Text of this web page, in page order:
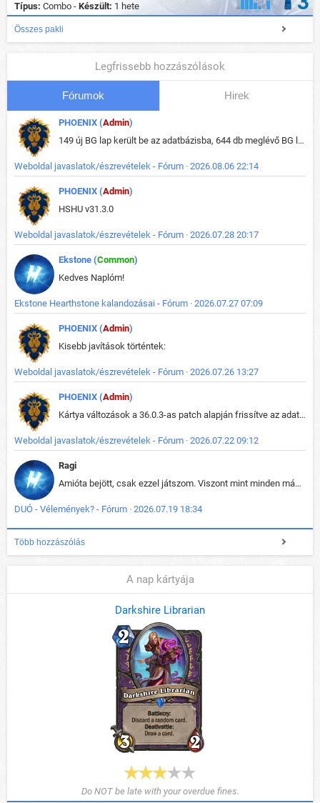
Típus: Combo - Készült: 1 hete
Összes pakli
Legfrissebb hozzászólások
Fórumok Hirek
PHOENIX (Admin)
149 új BG lap került be az adatbázisba, 644 db meglévő BG lap módosult, bekerültek az új képek a megváltozott lapokhoz is.
Weboldal javaslatok/észrevételek - Fórum · 2026.08.06 22:14
PHOENIX (Admin)
HSHU v31.3.0
Weboldal javaslatok/észrevételek - Fórum · 2026.07.28 20:17
Ekstone (Common)
Kedves Naplóm!
Ekstone Hearthstone kalandozásai - Fórum · 2026.07.27 07:09
PHOENIX (Admin)
Kisebb javítások történtek:
Weboldal javaslatok/észrevételek - Fórum · 2026.07.26 13:27
PHOENIX (Admin)
Kártya változások a 36.0.3-as patch alapján frissítve az adatbázisban (képek is cserélve).
Weboldal javaslatok/észrevételek - Fórum · 2026.07.22 09:12
Ragi
Amióta bejött, csak ezzel játszom. Viszont mint minden más - akár az alapjáték is, ez is baromira összetett lett. Néha már pár kör után is esélytelen az egész. Vagy irreállisan túltápol valaki, vagy lelép a partner, vagy csak hülye mint a segg. És amikor eljönne az én időm, na akkor jön el mindenki másé is. Engem jobban érdekelne, hogy ki milyen ratingen szokott játszani. Na ez lenne egy érdekes adat.
DUÓ - Vélemények? - Fórum · 2026.07.19 18:34
Több hozzászólás
A nap kártyája
Darkshire Librarian
Do NOT be late with your overdue fines.